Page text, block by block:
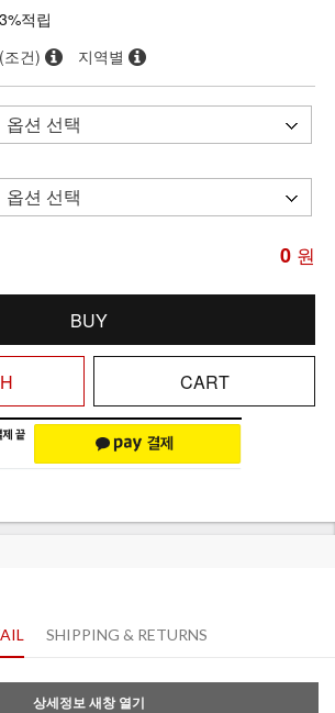
3%적립
(조건) 지역별
0 원
BUY
CART
SHIPPING & RETURNS
상세정보 새창 열기